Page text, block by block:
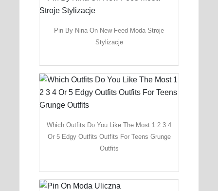
Pin By Nina On New Feed Moda Stroje
Stylizacje
Which Outfits Do You Like The Most 1 2 3 4
Or 5 Edgy Outfits Outfits For Teens Grunge
Outfits